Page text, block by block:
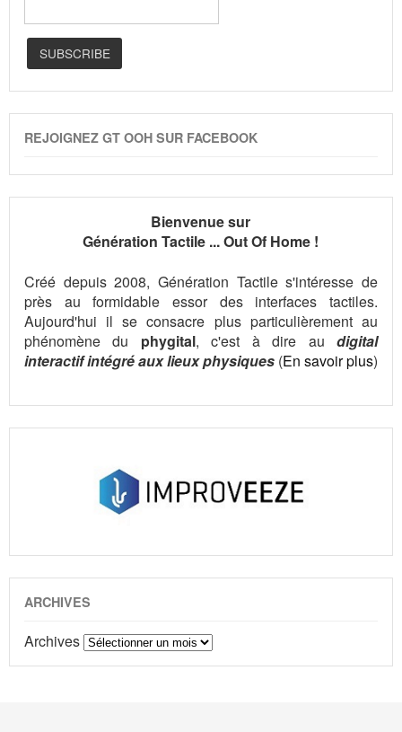
REJOIGNEZ GT OOH SUR FACEBOOK
Bienvenue sur
Génération Tactile ... Out Of Home !
Créé depuis 2008, Génération Tactile s'intéresse de
près au formidable essor des interfaces tactiles.
Aujourd'hui il se consacre plus particulièrement au
phénomène du phygital, c'est à dire audigital
interactif intégré aux lieux physiques (En savoir plus)
ARCHIVES
Archives